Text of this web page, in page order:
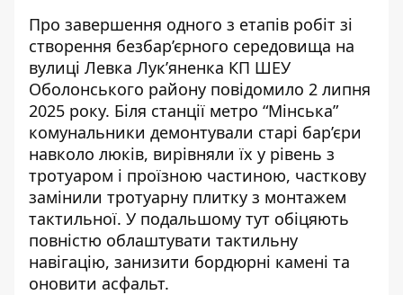
Про завершення одного з етапів робіт зі
створення безбар’єрного середовища на
вулиці Левка Лук’яненка КП ШЕУ
Оболонського району повідомило 2 липня
2025 року. Біля станції метро “Мінська”
комунальники демонтували старі бар’єри
навколо люків, вирівняли їх у рівень з
тротуаром і проїзною частиною, часткову
замінили тротуарну плитку з монтажем
тактильної. У подальшому тут обіцяють
повністю облаштувати тактильну
навігацію, занизити бордюрні камені та
оновити асфальт.